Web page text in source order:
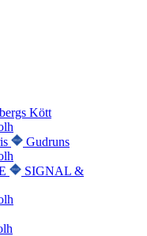
Kött
Gudruns
SIGNAL &